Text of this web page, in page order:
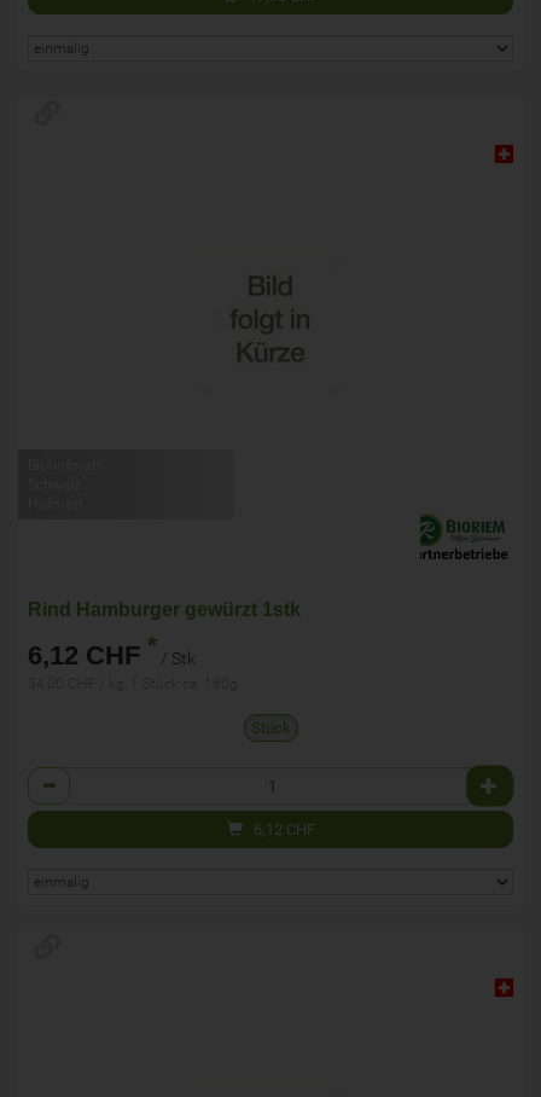
Rind Hamburger gewürzt 1stk
6,12 CHF * / Stk
Stück
Anzahl
6,12 CHF